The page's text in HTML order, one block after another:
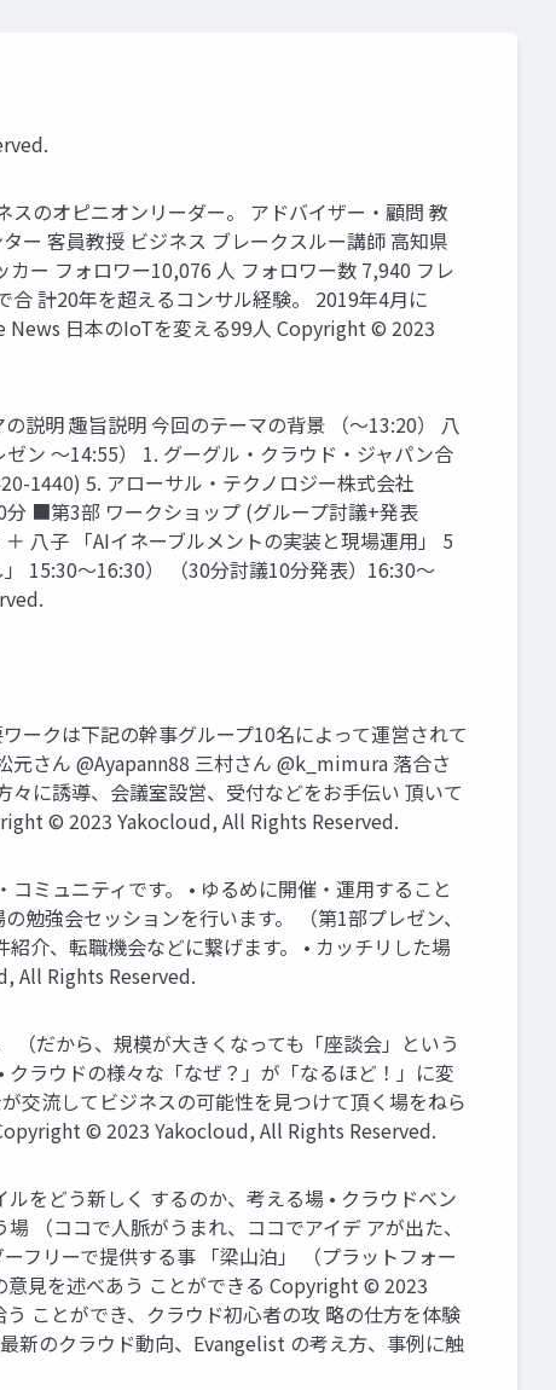
のオピニオンリーダー。 アドバイザー・顧問 教
ー 客員教授 ビジネス ブレークスルー講師 高知県
カー フォロワー10,076 人 フォロワー数 7,940 フレ
計20年を超えるコンサル経験。 2019年4月に
News 日本のIoTを変える99人 Copyright © 2023
説明 趣旨説明 今回のテーマの背景 （〜13:20） 八
ン 〜14:55） 1. グーグル・クラウド・ジャパン合
1440) 5. アローサル・テクノロジー株式会社
■第3部 ワークショップ (グループ討議+発表
八子 「AIイネーブルメントの実装と現場運用」 5
15:30〜16:30） （30分討議10分発表）16:30〜
ークは下記の幹事グループ10名によって運営されて
さん @Ayapann88 三村さん @k_mimura 落合さ
に誘導、会議室設営、受付などをお手伝い 頂いて
© 2023 Yakocloud, All Rights Reserved.
ミュニティです。 • ゆるめに開催・運用すること
勉強会セッションを行います。 （第1部プレゼン、
介、転職機会などに繋げます。 • カッチリした場
All Rights Reserved.
だから、規模が大きくなっても「座談会」という
ラウドの様々な「なぜ？」が「なるほど！」に変
交流してビジネスの可能性を見つけて頂く場をねら
© 2023 Yakocloud, All Rights Reserved.
をどう新しく するのか、考える場 • クラウドベン
（ココで人脈がうまれ、ココでアイデ アが出た、
フリーで提供する事 「梁山泊」 （プラットフォー
意見を述べあう ことができる Copyright © 2023
ことができ、クラウド初心者の攻 略の仕方を体験
新のクラウド動向、Evangelist の考え方、事例に触